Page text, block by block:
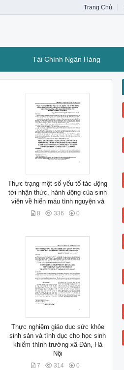
Trang Chủ
Tài Chính Ngân Hàng
Thực trạng một số yếu tố tác động
tới nhận thức, hành động của sinh
viên về hiến máu tình nguyện và
8 336 0
Thực nghiệm giáo dục sức khỏe
sinh sản và tình dục cho học sinh
khiếm thính trường xã Đàn, Hà
Nội
7 314 0